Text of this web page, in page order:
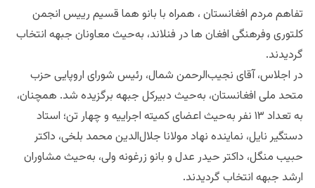
تفاهم مردم افغانستان ، همراه با بانو هما قسیم رییس انجمن
کلتوری وفرهنگی افغان ها در فنلاند، به‌حیث معاونان جبهه انتخاب
گردیدند.
در اجلاس، آقای نجیب‌الرحمن شمال، رئیس شورای اروپایی حزب
متحد ملی افغانستان، به‌حیث دبیرکل جبهه برگزیده شد. همچنان،
به تعداد ۱۳ نفر به‌حیث اعضای کمیته اجراییه و چهار تن؛ استاد
دستگیر نایل، نماینده نهاد مولانا جلال‌الدین محمد بلخی، داکتر
حبیب منگل، داکتر حیدر عدل و بانو زرغونه ولی، به‌حیث مشاوران
ارشد جبهه انتخاب گردیدند.